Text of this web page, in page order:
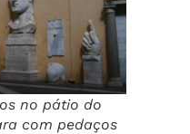
no pátio do
com pedaços